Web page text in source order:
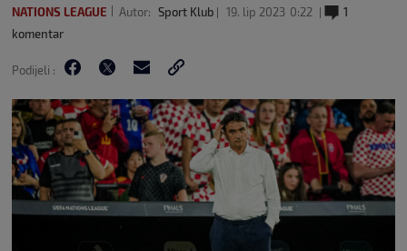
NATIONS LEAGUE Autor: Sport Klub 19. lip 2023 0:22
1
komentar
Podijeli :